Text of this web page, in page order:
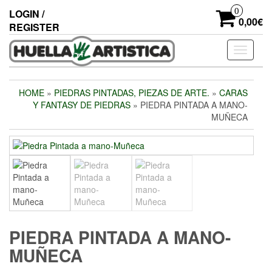
the
content
LOGIN /
REGISTER
0
0,00€
Toggle
HOME » PIEDRAS PINTADAS, PIEZAS DE ARTE. » CARAS
Y FANTASY DE PIEDRAS » PIEDRA PINTADA A MANO-
MUÑECA
PIEDRA PINTADA A MANO-
MUÑECA